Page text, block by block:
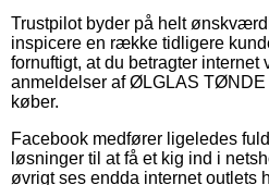
Trustpilot byder på helt
inspicere en række tidligere
fornuftigt, at du betragter internet
anmeldelser af ØLGLAS TØNDE
køber.
Facebook medfører ligeledes
løsninger til at få et kig ind i
øvrigt ses endda internet outlets